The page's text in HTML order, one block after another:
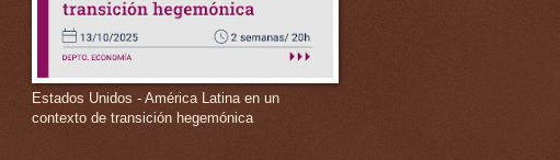
Estados Unidos - América Latina en un
contexto de transición hegemónica